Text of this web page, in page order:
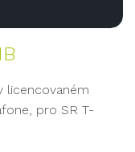
licencovaném
pro SR T-